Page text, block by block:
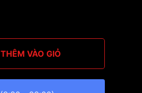
THÊM VÀO GIỎ